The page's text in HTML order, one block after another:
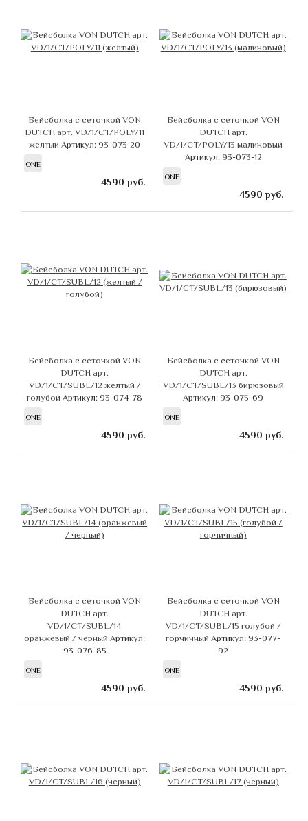
Бейсболка с сеточкой VON
DUTCH арт. VD/1/CT/POLY/11
желтыйАртикул: 93-073-20
ONE
4590 руб.
Бейсболка с сеточкой VON
DUTCH арт.
VD/1/CT/POLY/13 малиновый
Артикул: 93-073-12
ONE
4590 руб.
Бейсболка с сеточкой VON
DUTCH арт.
VD/1/CT/SUBL/12 желтый /
голубойАртикул: 93-074-78
ONE
4590 руб.
Бейсболка с сеточкой VON
DUTCH арт.
VD/1/CT/SUBL/13 бирюзовый
Артикул: 93-075-69
ONE
4590 руб.
Бейсболка с сеточкой VON
DUTCH арт.
VD/1/CT/SUBL/14
оранжевый / черныйАртикул:
93-076-85
ONE
4590 руб.
Бейсболка с сеточкой VON
DUTCH арт.
VD/1/CT/SUBL/15 голубой /
горчичныйАртикул: 93-077-
92
ONE
4590 руб.